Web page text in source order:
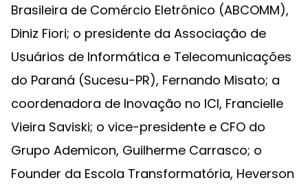
Brasileira de Comércio Eletrônico (ABCOMM),
Diniz Fiori; o presidente da Associação de
Usuários de Informática e Telecomunicações
do Paraná (Sucesu-PR), Fernando Misato; a
coordenadora de Inovação no ICI, Francielle
Vieira Saviski; o vice-presidente e CFO do
Grupo Ademicon, Guilherme Carrasco; o
Founder da Escola Transformatória, Heverson